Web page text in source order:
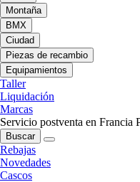
Montaña
BMX
Ciudad
Piezas de recambio
Equipamientos
Taller
Liquidación
Marcas
Servicio postventa en Francia
Buscar
Rebajas
Novedades
Cascos